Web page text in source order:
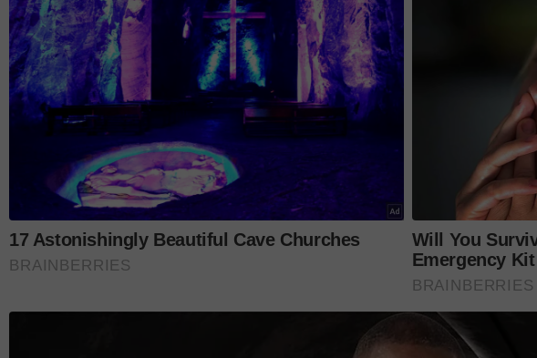
"Saya mendapati ada seseorang menghampiri bilik Jeh dan Taimur.
ingatkan itu Kareena. Saya kembali ke bilik tidur mendapati ada
Ujarnya, ketika itu penyerang berkenaan meminta wang sebanyak 1